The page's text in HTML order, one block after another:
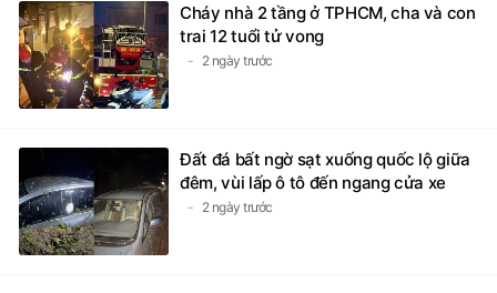
Cháy nhà 2 tầng ở TPHCM, cha và con
trai 12 tuổi tử vong
2 ngày trước
Đất đá bất ngờ sạt xuống quốc lộ giữa
đêm, vùi lấp ô tô đến ngang cửa xe
2 ngày trước